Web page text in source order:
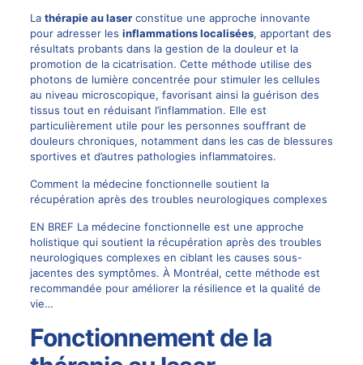
La thérapie au laserconstitue une approche innovante
pour adresser les inflammations localisées, apportant des
résultats probants dans la gestion de la douleur et la
promotion de la cicatrisation. Cette méthode utilise des
photons de lumière concentrée pour stimuler les cellules
au niveau microscopique, favorisant ainsi la guérison des
tissus tout en réduisant l’inflammation. Elle est
particulièrement utile pour les personnes souffrant de
douleurs chroniques, notamment dans les cas de blessures
sportives et d’autres pathologies inflammatoires.
Comment la médecine fonctionnelle soutient la
récupération après des troubles neurologiques complexes
EN BREF La médecine fonctionnelle est une approche
holistique qui soutient la récupération après des troubles
neurologiques complexes en ciblant les causes sous-
jacentes des symptômes. À Montréal, cette méthode est
recommandée pour améliorer la résilience et la qualité de
vie…
Fonctionnement de la